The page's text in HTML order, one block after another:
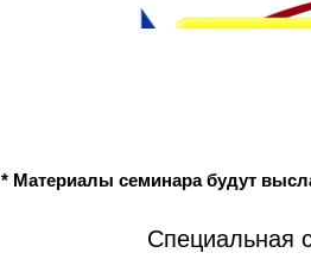
* Материалы семинара будут
Специальная